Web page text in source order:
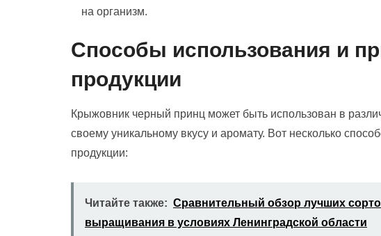
на организм.
Способы использования и
продукции
Крыжовник черный принц может быть использован в
своему уникальному вкусу и аромату. Вот несколько
продукции:
Читайте также: Сравнительный обзор лучших
выращивания в условиях Ленинградской области